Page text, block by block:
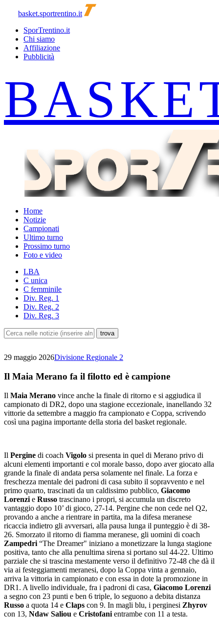
basket.sportrentino.it
SporTrentino.it
Chi siamo
Affiliazione
Pubblicità
Home
Notizie
Campionati
Ultimo turno
Prossimo turno
Foto e video
LBA
C unica
C femminile
Div. Reg. 1
Div. Reg. 2
Div. Reg. 3
29 maggio 2026Divisione Regionale 2
Il Maia Merano fa il filotto ed è campione
Il Maia Merano vince anche la finale di ritorno e si aggiudica il
campionato di DR2, dopo una stagione eccezionale, inanellando 32
vittorie da settembre a maggio fra campionato e Coppa, scrivendo
così una pagina importante della storia del basket regionale.
Il Pergine di coach Vigolo si presenta in quel di Merano privo di
alcuni elementi importanti e col morale basso, dopo aver giocato alla
grande la finale di andata persa solamente nel finale. La forza e
freschezza mentale dei padroni di casa subito il sopravvento e nel
primo quarto, trascinati da un caldissimo pubblico, Giacomo
Lorenzi e Russo trascinano i propri, si accumula un discreto
vantaggio dopo 10’ di gioco, 27-14. Pergine che non cede nel Q2,
provando a anche a rientrare in partita, ma la difesa meranese
ricaccia indietro gli avversari, alla pausa lunga il punteggio è di 38-
26. Smorzato il ritorno di fiamma meranese, gli uomini di coach
Zampedri “The Dreamer" iniziano a monetizzare la lunga stagione
positiva, tanto che alla penultima sirena si portano sul 44-22. Ultimo
parziale che si trascina mestamente verso il definitivo 72-48 che dà il
via ai festeggiamenti meranesi, dopo la Coppa vinta a gennaio,
arriva la vittoria in campionato e con essa in dote la promozione in
DR1. A livello individuale, fra i padroni di casa, Giacomo Lorenzi
a segno con 23 punti e ben 6 triple, lo seguono a debita distanza
Russo a quota 14 e Claps con 9. In magli blu, i perginesi Zhyrov
con 13, Ndaw Saliou e Cristofani entrambe con 11 a testa.